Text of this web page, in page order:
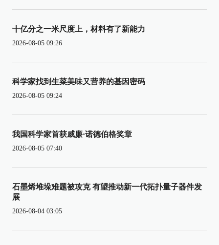
十亿分之一米尺度上，材料有了新能力
2026-08-05 09:26
科学家找到生菜美味又营养的基因密码
2026-08-05 09:24
我国科学家首获威廉·诺德伯格奖章
2026-08-05 07:40
石墨烯堆垛难题被攻克 有望推动新一代拓扑量子器件发
展
2026-08-04 03:05